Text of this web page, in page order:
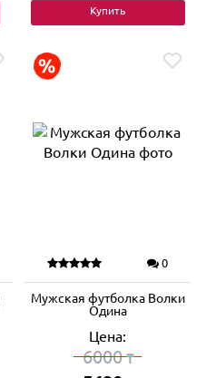
Купить
0
Мужская футболка Волки
Одина
Цена:
6000₸